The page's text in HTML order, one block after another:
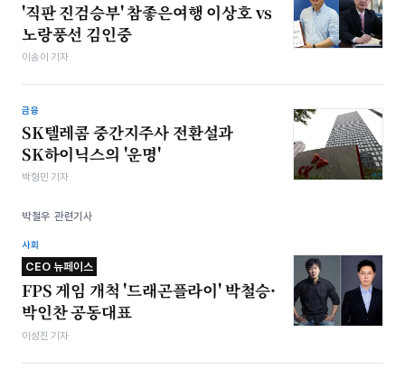
'직판 진검승부' 참좋은여행 이상호 vs
노랑풍선 김인중
이송이 기자
금융
SK텔레콤 중간지주사 전환설과
SK하이닉스의 '운명'
박형민 기자
박철우 관련기사
사회
CEO 뉴페이스
FPS 게임 개척 '드래곤플라이' 박철승·
박인찬 공동대표
이성진 기자